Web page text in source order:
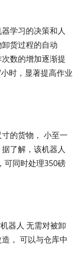
学习的决策和人
货过程的自动
数的增加逐渐提
时，显著提高作业
的货物， 小至一
了解，该机器人
可同时处理350磅
器人 无需对被卸
， 可以与仓库中